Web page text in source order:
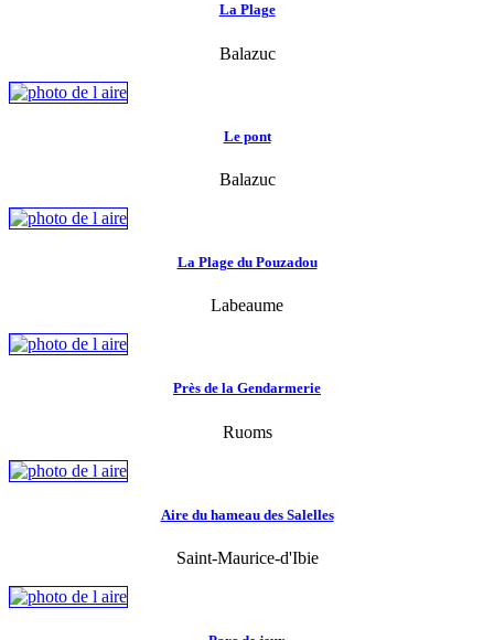
La Plage
Balazuc
Le pont
Balazuc
La Plage du Pouzadou
Labeaume
Près de la Gendarmerie
Ruoms
Aire du hameau des Salelles
Saint-Maurice-d'Ibie